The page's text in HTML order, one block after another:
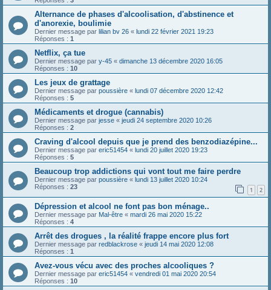
Alternance de phases d'alcoolisation, d'abstinence et
d'anorexie, boulimie
Dernier message par lilian bv 26 « lundi 22 février 2021 19:23
Réponses : 1
Netflix, ça tue
Dernier message par y-45 « dimanche 13 décembre 2020 16:05
Réponses : 10
Les jeux de grattage
Dernier message par poussière « lundi 07 décembre 2020 12:42
Réponses : 5
Médicaments et drogue (cannabis)
Dernier message par jesse « jeudi 24 septembre 2020 10:26
Réponses : 2
Craving d'alcool depuis que je prend des benzodiazépine...
Dernier message par eric51454 « lundi 20 juillet 2020 19:23
Réponses : 5
Beaucoup trop addictions qui vont tout me faire perdre
Dernier message par poussière « lundi 13 juillet 2020 10:24
Réponses : 23 1 2
Dépression et alcool ne font pas bon ménage..
Dernier message par Mal-être « mardi 26 mai 2020 15:22
Réponses : 4
Arrêt des drogues , la réalité frappe encore plus fort
Dernier message par redblackrose « jeudi 14 mai 2020 12:08
Réponses : 1
Avez-vous vécu avec des proches alcooliques ?
Dernier message par eric51454 « vendredi 01 mai 2020 20:54
Réponses : 10